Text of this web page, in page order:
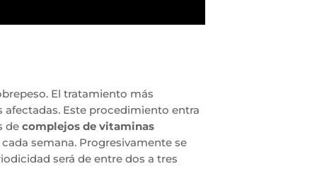
El tratamiento más
afectadas. Este procedimiento entra
de complejos de vitaminas
semana. Progresivamente se
será de entre dos a tres